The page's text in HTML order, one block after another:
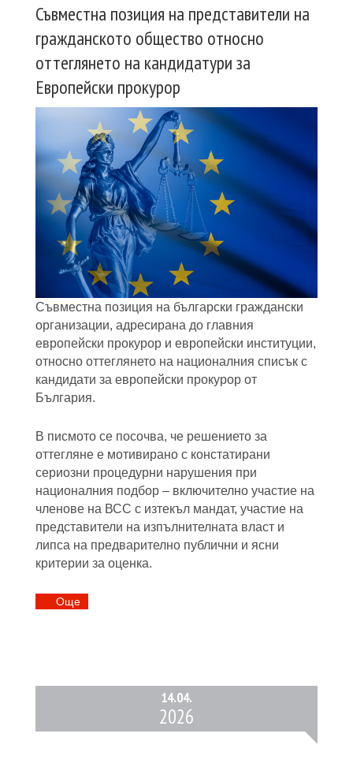
Съвместна позиция на представители на
гражданското общество относно
оттеглянето на кандидатури за
Европейски прокурор
Съвместна позиция на български граждански
организации, адресирана до главния
европейски прокурор и европейски институции,
относно оттеглянето на националния списък с
кандидати за европейски прокурор от
България.
В писмото се посочва, че решението за
оттегляне е мотивирано с констатирани
сериозни процедурни нарушения при
националния подбор – включително участие на
членове на ВСС с изтекъл мандат, участие на
представители на изпълнителната власт и
липса на предварително публични и ясни
критерии за оценка.
Oще
14.04.
2026